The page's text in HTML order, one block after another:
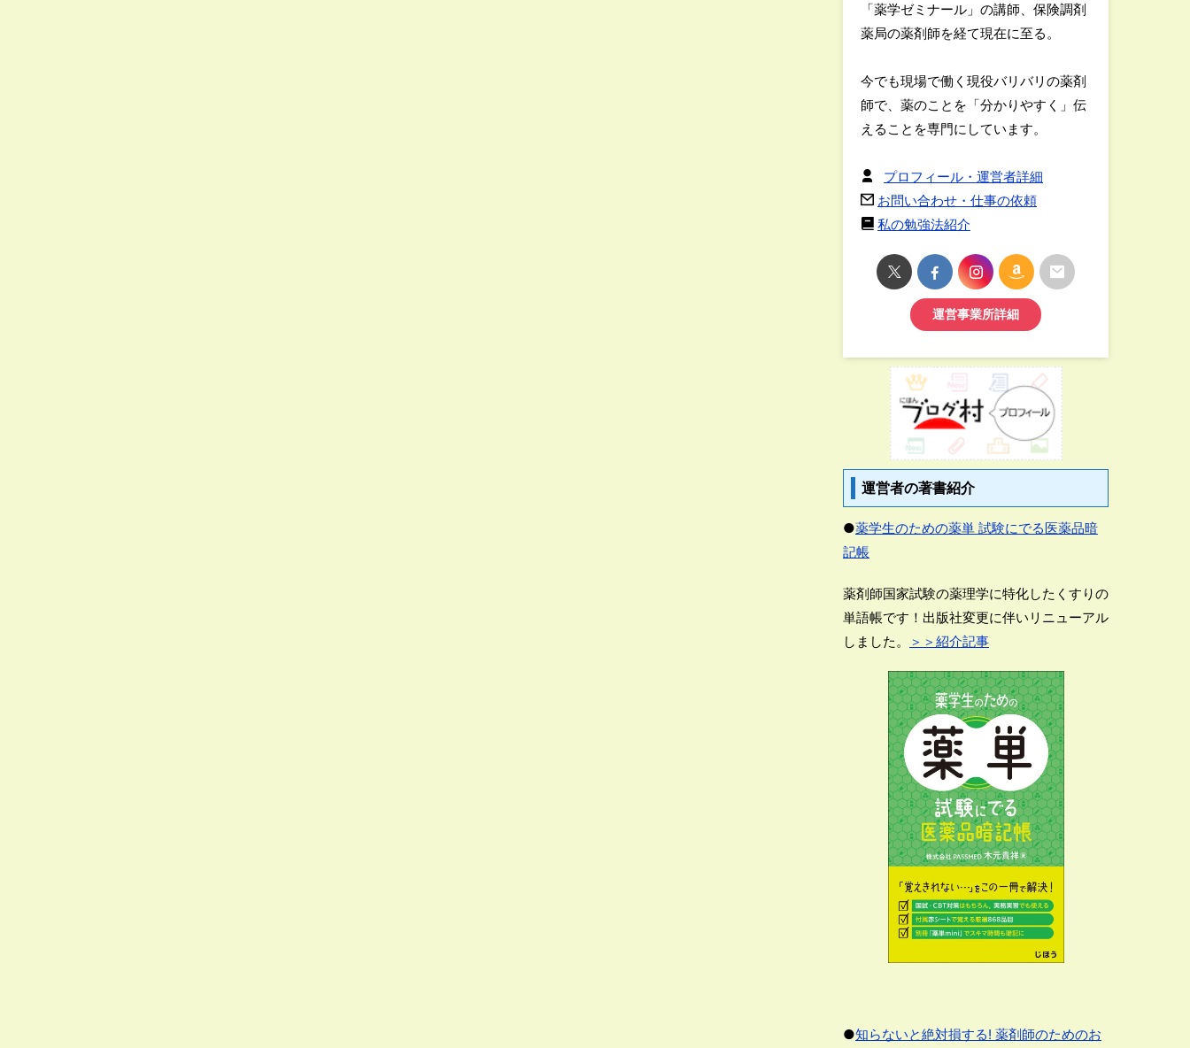
「薬学ゼミナール」の講師、保険調剤
薬局の薬剤師を経て現在に至る。
今でも現場で働く現役バリバリの薬剤
師で、薬のことを「分かりやすく」伝
えることを専門にしています。
プロフィール・運営者詳細
お問い合わせ・仕事の依頼
私の勉強法紹介
運営事業所詳細
運営者の著書紹介
●薬学生のための薬単 試験にでる医薬品暗
記帳
薬剤師国家試験の薬理学に特化したくすりの
単語帳です！出版社変更に伴いリニューアル
しました。
＞＞紹介記事
●知らないと絶対損する! 薬剤師のためのお